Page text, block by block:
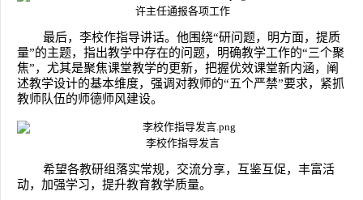
许主任通报各项工作
最后，李校作指导讲话。他围绕“研问题，明方面，提质
量”的主题，指出教学中存在的问题，明确教学工作的“三个聚
焦”，尤其是聚焦课堂教学的更新，把握优效课堂新内涵，阐
述教学设计的基本维度，强调对教师的“五个严禁”要求，紧抓
教师队伍的师德师风建设。
李校作指导发言
希望各教研组落实常规，交流分享，互鉴互促，丰富活
动，加强学习，提升教育教学质量。